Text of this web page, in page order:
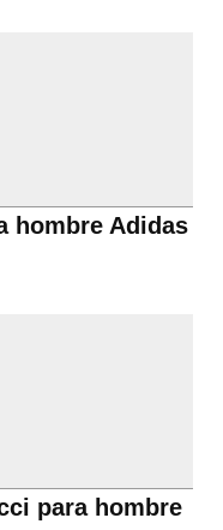
hombre Adidas
para hombre